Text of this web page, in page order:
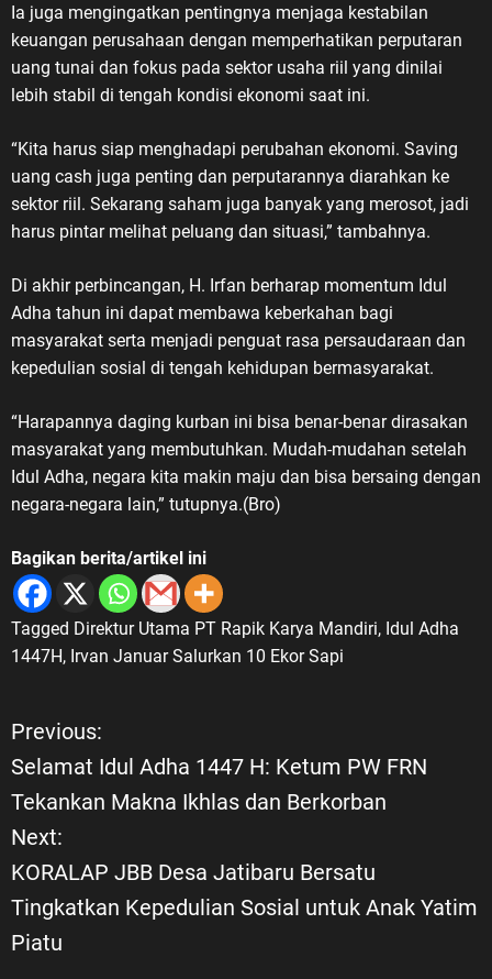
melawan penjajahan serta
mempertahankan kemerdekaan,”
kata ASDO. Ia menegaskan, veteran
merupakan bagian penting dari
adalah pelaku sejarah yang berasal
dari tentara rakyat dan unsur
perjuangan lainnya yang berperan
dalam merebut, mempertahankan
kedaulatan Negara Kesatuan
Republik Indonesia. PPM dan
Tanggung Jawab Mewariskan Nilai
Perjuangan Sebagai wadah
berhimpunnya anak cucu Veteran
Republik Indonesia, Pemuda Panca
Marga (PPM) memiliki tanggung
jawab moral untuk menjaga
kesinambungan nilai-nilai
perjuangan yang diwariskan para
Menurut ASDO, perjuangan tersebut
tidak boleh berhenti pada kegiatan
mengenang masa lalu. Nilai
keberanian, pengabdian, persatuan,
cinta tanah air, dan semangat
generasi masa kini. “Jangan sekali-
kali melupakan sejarah dan jangan
sekali-kali melupakan jasa para
para veteran harus menjadi
inspirasi bagi generasi muda untuk
belajar, berkarya, menjaga
Ia juga mengingatkan pentingnya menjaga kestabilan
keuangan perusahaan dengan memperhatikan perputaran
uang tunai dan fokus pada sektor usaha riil yang dinilai
lebih stabil di tengah kondisi ekonomi saat ini.
“Kita harus siap menghadapi perubahan ekonomi. Saving
uang cash juga penting dan perputarannya diarahkan ke
sektor riil. Sekarang saham juga banyak yang merosot, jadi
harus pintar melihat peluang dan situasi,” tambahnya.
Di akhir perbincangan, H. Irfan berharap momentum Idul
Adha tahun ini dapat membawa keberkahan bagi
masyarakat serta menjadi penguat rasa persaudaraan dan
kepedulian sosial di tengah kehidupan bermasyarakat.
“Harapannya daging kurban ini bisa benar-benar dirasakan
masyarakat yang membutuhkan. Mudah-mudahan setelah
Idul Adha, negara kita makin maju dan bisa bersaing dengan
negara-negara lain,” tutupnya.(Bro)
Bagikan berita/artikel ini
Tagged Direktur Utama PT Rapik Karya Mandiri, Idul Adha
1447H, Irvan Januar Salurkan 10 Ekor Sapi
N
a
v
i
g
Previous:
Selamat Idul Adha 1447 H: Ketum PW FRN
Tekankan Makna Ikhlas dan Berkorban
Next:
KORALAP JBB Desa Jatibaru Bersatu
Tingkatkan Kepedulian Sosial untuk Anak Yatim
Piatu